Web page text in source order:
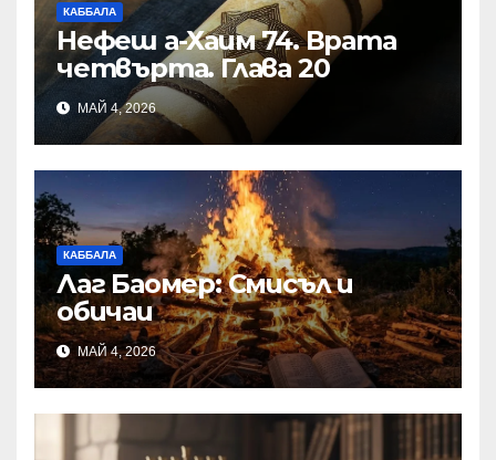
КАББАЛА
Нефеш а-Хаим 74. Врата
четвърта. Глава 20
МАЙ 4, 2026
КАББАЛА
Лаг Баомер: Смисъл и
обичаи
МАЙ 4, 2026